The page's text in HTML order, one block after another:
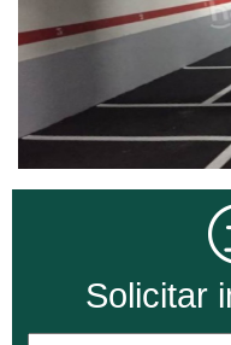
Solicitar